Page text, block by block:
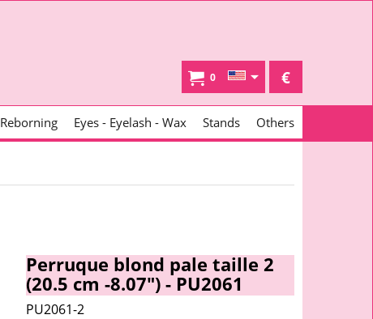
0 €
Reborning Eyes - Eyelash - Wax Stands Others
Perruque blond pale taille 2
(20.5 cm -8.07") - PU2061
PU2061-2